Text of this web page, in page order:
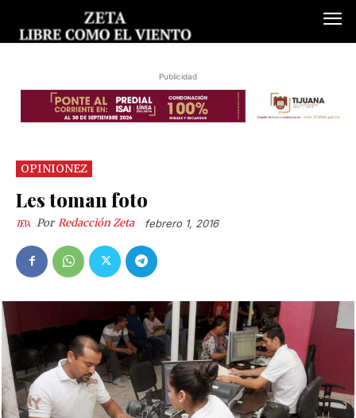
Publicidad
OPINIONEZ
Les toman foto
Por Redacción Zeta febrero 1, 2016